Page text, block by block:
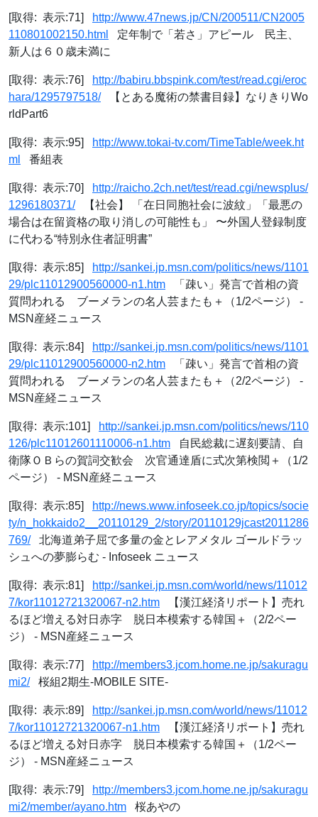
[取得: 表示:71]
http://www.47news.jp/CN/200511/CN2005
110801002150.html
定年制で「若さ」アピール 民主、
新人は６０歳未満に
[取得: 表示:76]
http://babiru.bbspink.com/test/read.cgi/eroc
hara/1295797518/【とある魔術の禁書目録】なりきりWo
rldPart6
[取得: 表示:95]
http://www.tokai-tv.com/TimeTable/week.ht
ml
番組表
[取得: 表示:70]
http://raicho.2ch.net/test/read.cgi/newsplus/
1296180371/【社会】 「在日同胞社会に波紋」「最悪の
場合は在留資格の取り消しの可能性も」 〜外国人登録制度
に代わる“特別永住者証明書”
[取得: 表示:85]
http://sankei.jp.msn.com/politics/news/1101
29/plc11012900560000-n1.htm 「疎い」発言で首相の資
質問われる ブーメランの名人芸またも＋（1/2ページ） -
MSN産経ニュース
[取得: 表示:84]
http://sankei.jp.msn.com/politics/news/1101
29/plc11012900560000-n2.htm 「疎い」発言で首相の資
質問われる ブーメランの名人芸またも＋（2/2ページ） -
MSN産経ニュース
[取得: 表示:101]
http://sankei.jp.msn.com/politics/news/110
126/plc11012601110006-n1.htm 自民総裁に遅刻要請、自
衛隊ＯＢらの賀詞交歓会 次官通達盾に式次第検閲＋（1/2
ページ） - MSN産経ニュース
[取得: 表示:85]
http://news.www.infoseek.co.jp/topics/socie
ty/n_hokkaido2__20110129_2/story/20110129jcast2011286
769/北海道弟子屈で多量の金とレアメタル ゴールドラッ
シュへの夢膨らむ - Infoseek ニュース
[取得: 表示:81]
http://sankei.jp.msn.com/world/news/11012
7/kor11012721320067-n2.htm 【漢江経済リポート】売れ
るほど増える対日赤字 脱日本模索する韓国＋（2/2ペー
ジ） - MSN産経ニュース
[取得: 表示:77]
http://members3.jcom.home.ne.jp/sakuragu
mi2/桜組2期生-MOBILE SITE-
[取得: 表示:89]
http://sankei.jp.msn.com/world/news/11012
7/kor11012721320067-n1.htm 【漢江経済リポート】売れ
るほど増える対日赤字 脱日本模索する韓国＋（1/2ペー
ジ） - MSN産経ニュース
[取得: 表示:79]
http://members3.jcom.home.ne.jp/sakuragu
mi2/member/ayano.htm 桜あやの